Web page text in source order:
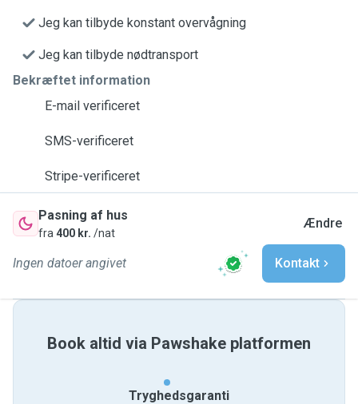
Jeg kan tilbyde konstant overvågning
Jeg kan tilbyde nødtransport
Bekræftet information
E-mail verificeret
SMS-verificeret
Stripe-verificeret
Pasning af hus
fra 400 kr. /nat
Ændre
Ingen datoer angivet Kontakt
Book altid via Pawshake platformen
Tryghedsgaranti